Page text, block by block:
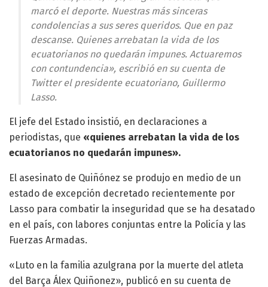
marcó el deporte. Nuestras más sinceras
condolencias a sus seres queridos. Que en paz
descanse. Quienes arrebatan la vida de los
ecuatorianos no quedarán impunes. Actuaremos
con contundencia», escribió en su cuenta de
Twitter el presidente ecuatoriano, Guillermo
Lasso.
El jefe del Estado insistió, en declaraciones a
periodistas, que «quienes arrebatan la vida de los
ecuatorianos no quedarán impunes».
El asesinato de Quiñónez se produjo en medio de un
estado de excepción decretado recientemente por
Lasso para combatir la inseguridad que se ha desatado
en el país, con labores conjuntas entre la Policía y las
Fuerzas Armadas.
«Luto en la familia azulgrana por la muerte del atleta
del Barça Álex Quiñonez», publicó en su cuenta de